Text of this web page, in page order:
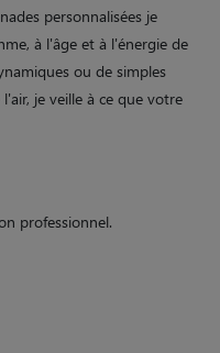
personnalisées je
à l'âge et à l'énergie de
ou de simples
je veille à ce que votre
professionnel.